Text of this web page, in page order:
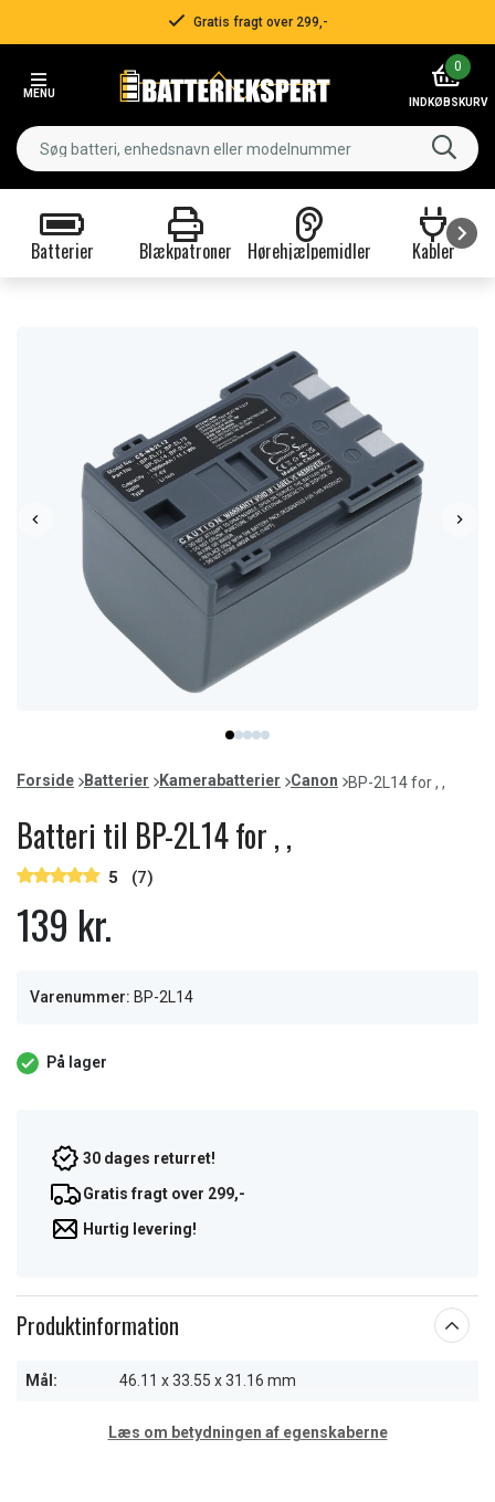
Gratis fragt over 299,-
MENU
0
INDKØBSKURV
Batterier Blækpatroner Hørehjælpemidler Kabler
item
0
item
1
item
2
item
3
item
4
of
Forside Batterier Kamerabatterier Canon BP-2L14 for , ,
Batteri til BP-2L14 for , ,
5 (7)
139 kr.
Varenummer: BP-2L14
På lager
30 dages returret!
Gratis fragt over 299,-
Hurtig levering!
Produktinformation
Mål: 46.11 x 33.55 x 31.16 mm
Læs om betydningen af egenskaberne